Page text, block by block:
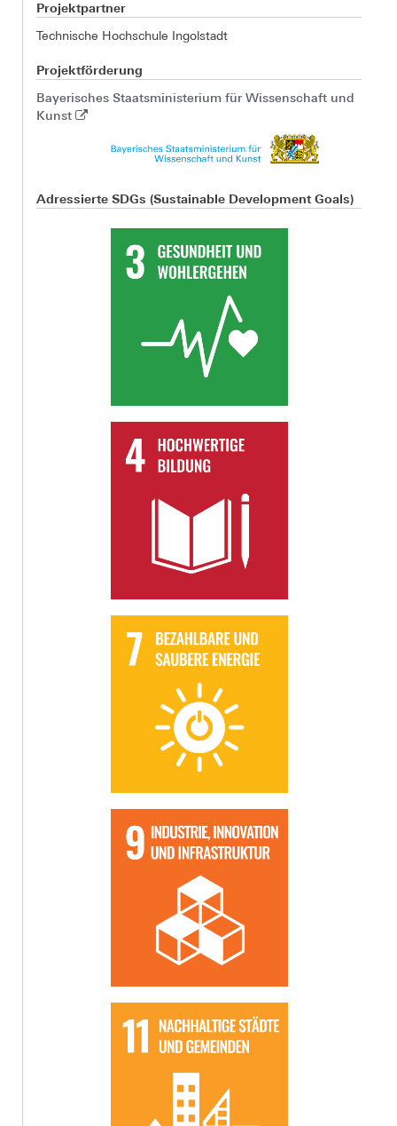
Projektpartner
Technische Hochschule Ingolstadt
Projektförderung
Bayerisches Staatsministerium für Wissenschaft und
Kunst
Adressierte SDGs (Sustainable Development Goals)